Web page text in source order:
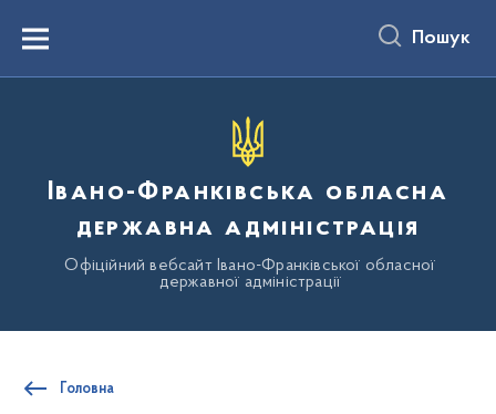
вмістуMenu Пошук
Івано-Франківська обласна
державна адміністрація
Офіційний вебсайт Івано-Франківської обласної
державної адміністрації
Головна